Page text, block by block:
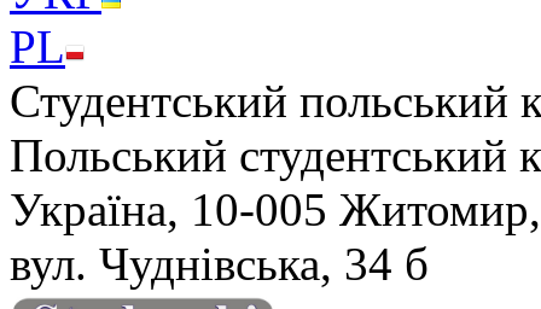
PL
Студентський польський
Польський студентський
Україна, 10-005 Житомир,
вул. Чуднівська, 34 б